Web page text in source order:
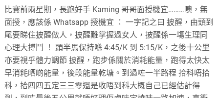
比賽前兩星期，長跑好手 Kaming 哥哥面授機宜………噢，無
面授，應該係 Whatsapp 授機宜 ： 一字記之曰 披醒，由頭到
尾要睇住披醒做人，披醒難掌握過女人，披醒係一塲生理同
心理大搏鬥 ！ 頭半馬保持喺 4:45/K 到 5:15/K，之後十公里
亦要視乎體力調節 披醒，跑步係關於消耗能量，跑得太快太
早消耗晒啲能量，後段能量乾塘。到過咗一半路程 拾科唔拾
科，拾四四五定三三零還是收唔到科大概自己已經估計得